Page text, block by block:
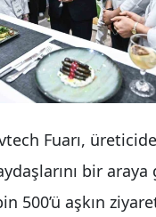
Fuarı,
bir araya
500’ü aşkın